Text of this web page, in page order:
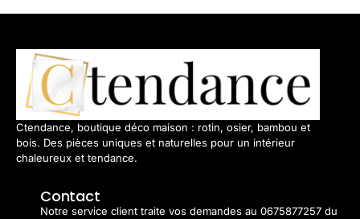
Ctendance, boutique déco maison : rotin, osier, bambou et
bois. Des pièces uniques et naturelles pour un intérieur
chaleureux et tendance.
Contact
Notre service client traite vos demandes au 0675877257 du